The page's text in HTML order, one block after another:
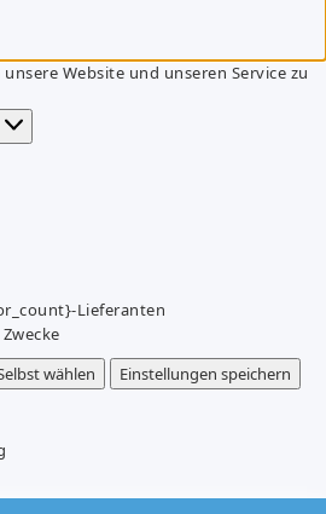
Website und unseren Service zu
Lieferanten
wählen
Einstellungen speichern